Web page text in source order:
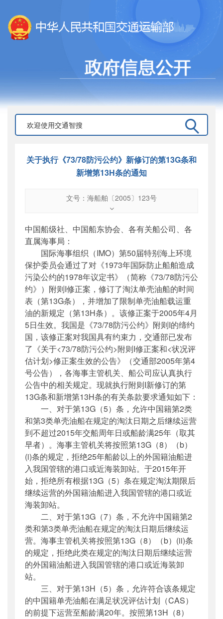
关于执行《73/78防污公约》新修订的第13G条和
新增第13H条的通知
文号：海船舶〔2005〕123号
海船舶〔2005〕123号
公开日期
2005年04月08日
主题词 ： 公约;评估;上海;油船;海事;外国籍;规
定;...
机构分类：国际合作司
主题分类： 其他
公文类型：其他
中国船级社、中国船东协会、各有关船公司、各
直属海事局：
国际海事组织（IMO）第50届特别海上环境
保护委员会通过了对《1973年国际防止船舶造成
污染公约的1978年议定书》（简称《73/78防污公
约》）附则I修正案，修订了淘汰单壳油船的时间
表（第13G条），并增加了限制单壳油船载运重
油的新规定（第13H条）。该修正案于2005年4月
5日生效。我国是《73/78防污公约》附则I的缔约
国，该修正案对我国具有约束力，交通部已发布
了《关于<73/78防污公约>附则I修正案和<状况评
估计划>修正案生效的公告》（交通部2005年第4
号公告），各海事主管机关、船公司应认真执行
公告中的相关规定。现就执行附则I新修订的第
13G条和新增第13H条的有关条款要求通知如下：
一、对于第13G（5）条，允许中国籍第2类
和第3类单壳油船在规定的淘汰日期之后继续运营
到不超过2015年交船周年日或船龄满25年（取其
早者）。海事主管机关将按照第13G（8）（b）
(i)条的规定，拒绝25年船龄以上的外国籍油船进
入我国管辖的港口或近海装卸站。于2015年开
始，拒绝所有根据13G（5）条在规定淘汰期限后
继续运营的外国籍油船进入我国管辖的港口或近
海装卸站。
二、对于第13G（7）条，不允许中国籍第2
类和第3类单壳油船在规定的淘汰日期后继续运
营。海事主管机关将按照第13G（8）（b）(ii)条
的规定，拒绝此类在规定的淘汰日期后继续运营
的外国籍油船进入我国管辖的港口或近海装卸
站。
三、对于第13H（5）条，允许符合该条规定
的中国籍单壳油船在满足状况评估计划（CAS）
的前提下运营至船龄满20年。按照第13H（8）